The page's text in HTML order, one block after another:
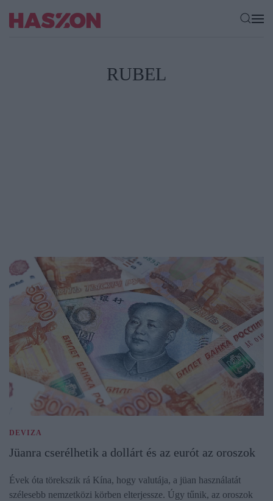
RUBEL
DEVIZA
Jüanra cserélhetik a dollárt és az eurót az oroszok
Évek óta törekszik rá Kína, hogy valutája, a jüan használatát
szélesebb nemzetközi körben elterjessze. Úgy tűnik, az oroszok